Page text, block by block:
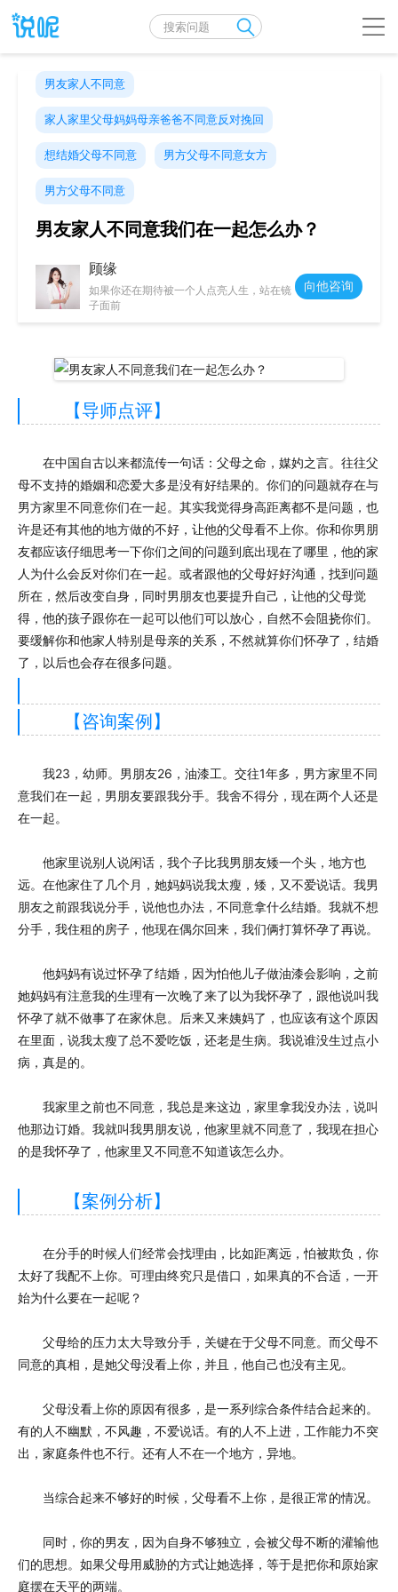
男友家人不同意
家人家里父母妈妈母亲爸爸不同意反对挽回
想结婚父母不同意 男方父母不同意女方
男方父母不同意
男友家人不同意我们在一起怎么办？
顾缘
如果你还在期待被一个人点亮人生，站在镜
子面前
向他咨询
【导师点评】
在中国自古以来都流传一句话：父母之命，媒妁之言。往往父
母不支持的婚姻和恋爱大多是没有好结果的。你们的问题就存在与
男方家里不同意你们在一起。其实我觉得身高距离都不是问题，也
许是还有其他的地方做的不好，让他的父母看不上你。你和你男朋
友都应该仔细思考一下你们之间的问题到底出现在了哪里，他的家
人为什么会反对你们在一起。或者跟他的父母好好沟通，找到问题
所在，然后改变自身，同时男朋友也要提升自己，让他的父母觉
得，他的孩子跟你在一起可以他们可以放心，自然不会阻挠你们。
要缓解你和他家人特别是母亲的关系，不然就算你们怀孕了，结婚
了，以后也会存在很多问题。
【咨询案例】
我23，幼师。男朋友26，油漆工。交往1年多，男方家里不同
意我们在一起，男朋友要跟我分手。我舍不得分，现在两个人还是
在一起。
他家里说别人说闲话，我个子比我男朋友矮一个头，地方也
远。在他家住了几个月，她妈妈说我太瘦，矮，又不爱说话。我男
朋友之前跟我说分手，说他也办法，不同意拿什么结婚。我就不想
分手，我住租的房子，他现在偶尔回来，我们俩打算怀孕了再说。
他妈妈有说过怀孕了结婚，因为怕他儿子做油漆会影响，之前
她妈妈有注意我的生理有一次晚了来了以为我怀孕了，跟他说叫我
怀孕了就不做事了在家休息。后来又来姨妈了，也应该有这个原因
在里面，说我太瘦了总不爱吃饭，还老是生病。我说谁没生过点小
病，真是的。
我家里之前也不同意，我总是来这边，家里拿我没办法，说叫
他那边订婚。我就叫我男朋友说，他家里就不同意了，我现在担心
的是我怀孕了，他家里又不同意不知道该怎么办。
【案例分析】
在分手的时候人们经常会找理由，比如距离远，怕被欺负，你
太好了我配不上你。可理由终究只是借口，如果真的不合适，一开
始为什么要在一起呢？
父母给的压力太大导致分手，关键在于父母不同意。而父母不
同意的真相，是她父母没看上你，并且，他自己也没有主见。
父母没看上你的原因有很多，是一系列综合条件结合起来的。
有的人不幽默，不风趣，不爱说话。有的人不上进，工作能力不突
出，家庭条件也不行。还有人不在一个地方，异地。
当综合起来不够好的时候，父母看不上你，是很正常的情况。
同时，你的男友，因为自身不够独立，会被父母不断的灌输他
们的思想。如果父母用威胁的方式让她选择，等于是把你和原始家
庭摆在天平的两端。